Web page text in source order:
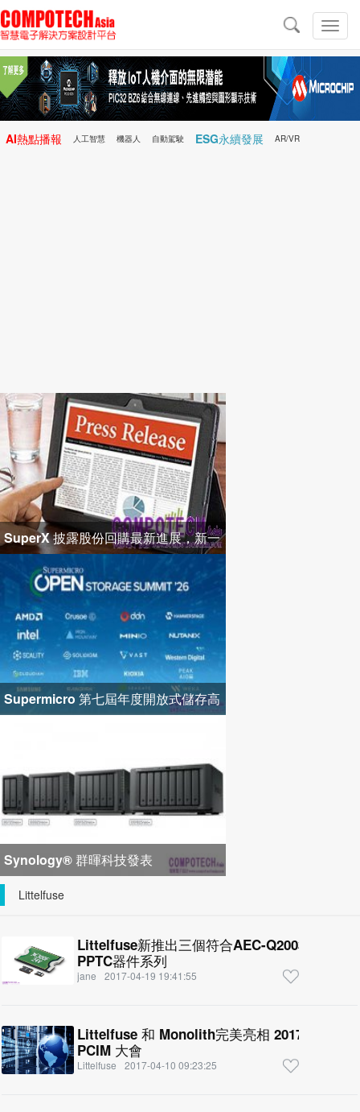
切
換
導
航
AI熱點播報 人工智慧 機器人 自動駕駛 ESG永續發展 AR/VR
SuperX 披露股份回購最新進展，新一
輪迴購落地堅定長期價值成長
Supermicro 第七屆年度開放式儲存高
Synology® 群暉科技發表
DiskStation neo+ 系列，以低入手門
Littelfuse
Littelfuse新推出三個符合AEC-Q200標準的
PPTC器件系列
jane 2017-04-19 19:41:55
Littelfuse 和 Monolith完美亮相 2017 APEC
PCIM 大會
Littelfuse 2017-04-10 09:23:25